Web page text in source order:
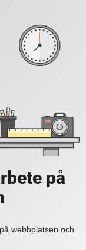
på
webbplatsen och